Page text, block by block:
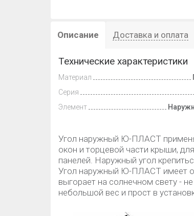
Описание Доставка и оплата
Технические характеристики
Материал
Серия
Элемент
Угол наружный Ю-ПЛАСТ
окон и торцевой части крыши,
панелей. Наружный угол
Угол наружный Ю-ПЛАСТ имеет
выгорает на солнечном свету -
небольшой вес и прост в